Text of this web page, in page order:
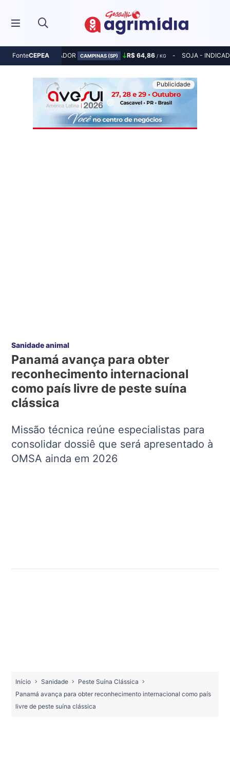
FonteCEPEA
MILHO - INDICADOR CAMPINAS (SP) R$ 64,86 / KG SOJA -
Sanidade animal
Panamá avança para obter
reconhecimento internacional
como país livre de peste suína
clássica
Missão técnica reúne especialistas para
consolidar dossiê que será apresentado à
OMSA ainda em 2026
Início Sanidade
Peste Suína Clássica
Panamá avança para obter reconhecimento internacional como país
livre de peste suína clássica